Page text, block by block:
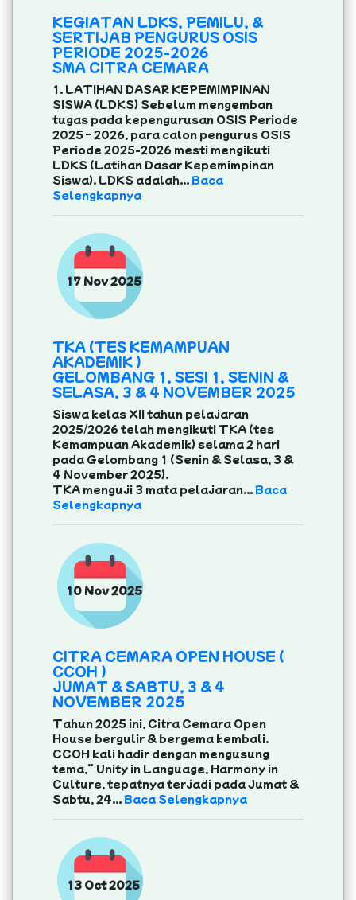
KEGIATAN LDKS, PEMILU, &
SERTIJAB PENGURUS OSIS
PERIODE 2025-2026
SMA CITRA CEMARA
1. LATIHAN DASAR KEPEMIMPINAN
SISWA (LDKS) Sebelum mengemban
tugas pada kepengurusan OSIS Periode
2025 – 2026, para calon pengurus OSIS
Periode 2025-2026 mesti mengikuti
LDKS (Latihan Dasar Kepemimpinan
Siswa). LDKS adalah...Baca
Selengkapnya
17 Nov 2025
TKA (TES KEMAMPUAN
AKADEMIK )
GELOMBANG 1, SESI 1, SENIN &
SELASA, 3 & 4 NOVEMBER 2025
Siswa kelas XII tahun pelajaran
2025/2026 telah mengikuti TKA (tes
Kemampuan Akademik) selama 2 hari
pada Gelombang 1 (Senin & Selasa, 3 &
4 November 2025).
TKA menguji 3 mata pelajaran...Baca
Selengkapnya
10 Nov 2025
CITRA CEMARA OPEN HOUSE (
CCOH )
JUMAT & SABTU, 3 & 4
NOVEMBER 2025
Tahun 2025 ini, Citra Cemara Open
House bergulir & bergema kembali.
CCOH kali hadir dengan mengusung
tema,” Unity in Language, Harmony in
Culture, tepatnya terjadi pada Jumat &
Sabtu, 24...Baca Selengkapnya
13 Oct 2025